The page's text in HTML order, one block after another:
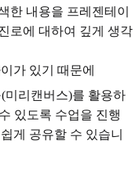
한 내용을 프레젠테이
로에 대하여 깊게 생각
가 있기 때문에
미리캔버스)를 활용하
있도록 수업을 진행
게 공유할 수 있습니